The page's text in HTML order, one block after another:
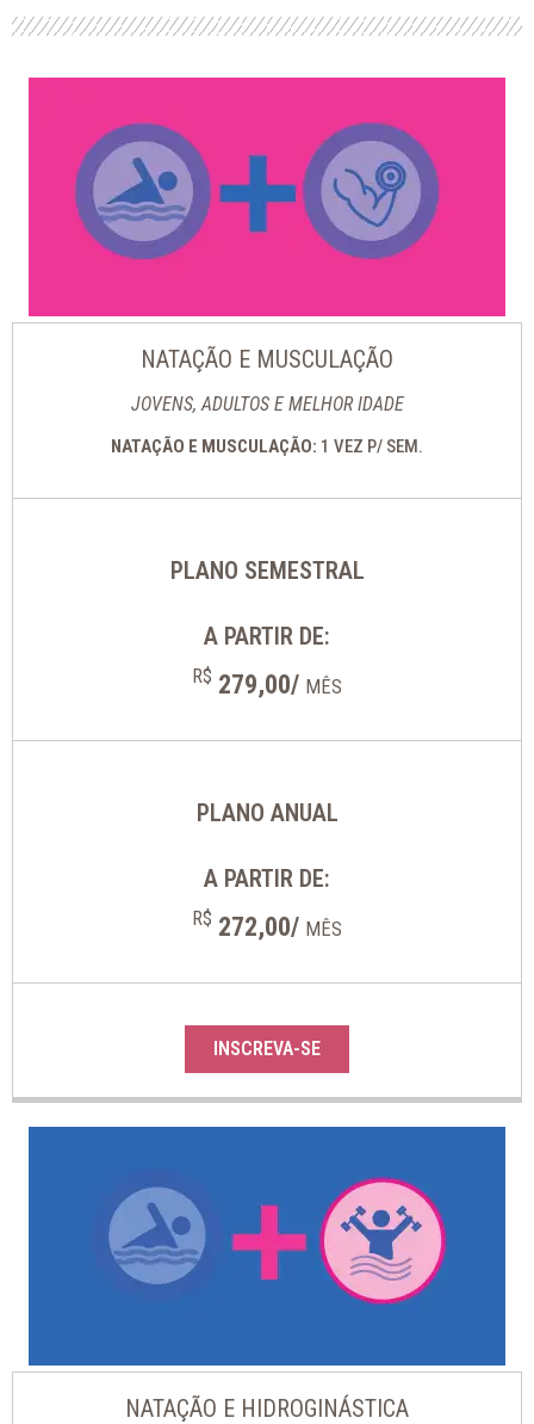
NATAÇÃO E MUSCULAÇÃO
JOVENS, ADULTOS E MELHOR IDADE
NATAÇÃO E MUSCULAÇÃO: 1 VEZ P/ SEM.
PLANO SEMESTRAL
A PARTIR DE:
R$ 279,00/ MÊS
PLANO ANUAL
A PARTIR DE:
R$ 272,00/ MÊS
INSCREVA-SE
NATAÇÃO E HIDROGINÁSTICA